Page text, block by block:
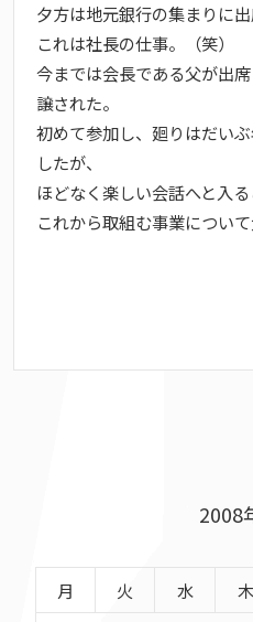
夕方は地元銀行の集まりに出
これは社長の仕事。（笑）
今までは会長である父が出
譲された。
初めて参加し、廻りはだい
したが、
ほどなく楽しい会話へと入る
これから取組む事業につい
2008
月 火 水 木